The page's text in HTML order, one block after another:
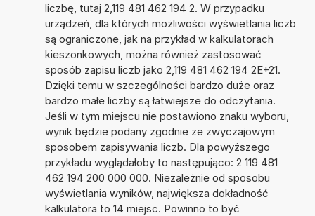
liczbę, tutaj 2,119 481 462 194 2. W przypadku
urządzeń, dla których możliwości wyświetlania liczb
są ograniczone, jak na przykład w kalkulatorach
kieszonkowych, można również zastosować
sposób zapisu liczb jako 2,119 481 462 194 2E+21.
Dzięki temu w szczególności bardzo duże oraz
bardzo małe liczby są łatwiejsze do odczytania.
Jeśli w tym miejscu nie postawiono znaku wyboru,
wynik będzie podany zgodnie ze zwyczajowym
sposobem zapisywania liczb. Dla powyższego
przykładu wyglądałoby to następująco: 2 119 481
462 194 200 000 000. Niezależnie od sposobu
wyświetlania wyników, największa dokładność
kalkulatora to 14 miejsc. Powinno to być